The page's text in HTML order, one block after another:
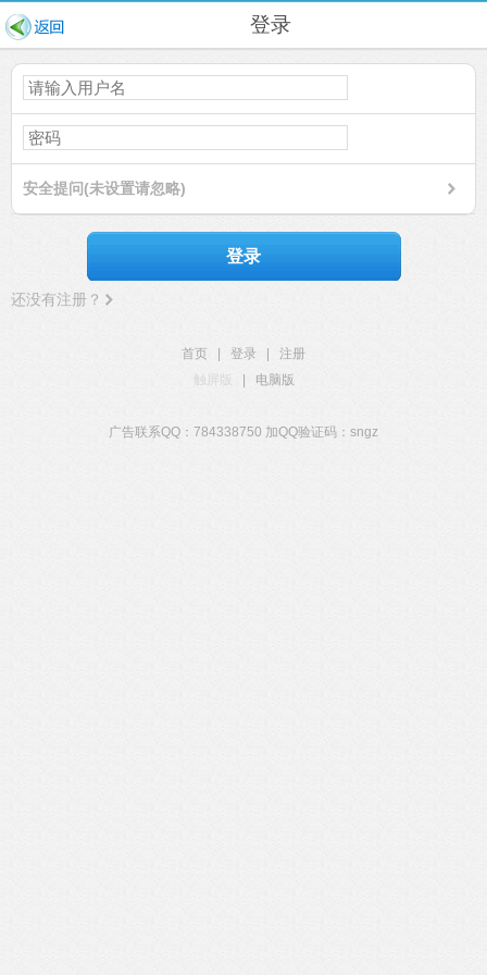
登录
安全提问(未设置请忽略)
登录
还没有注册？
首页 登录
注册
触屏版
电脑版
广告联系QQ：784338750 加QQ验证码：sngz